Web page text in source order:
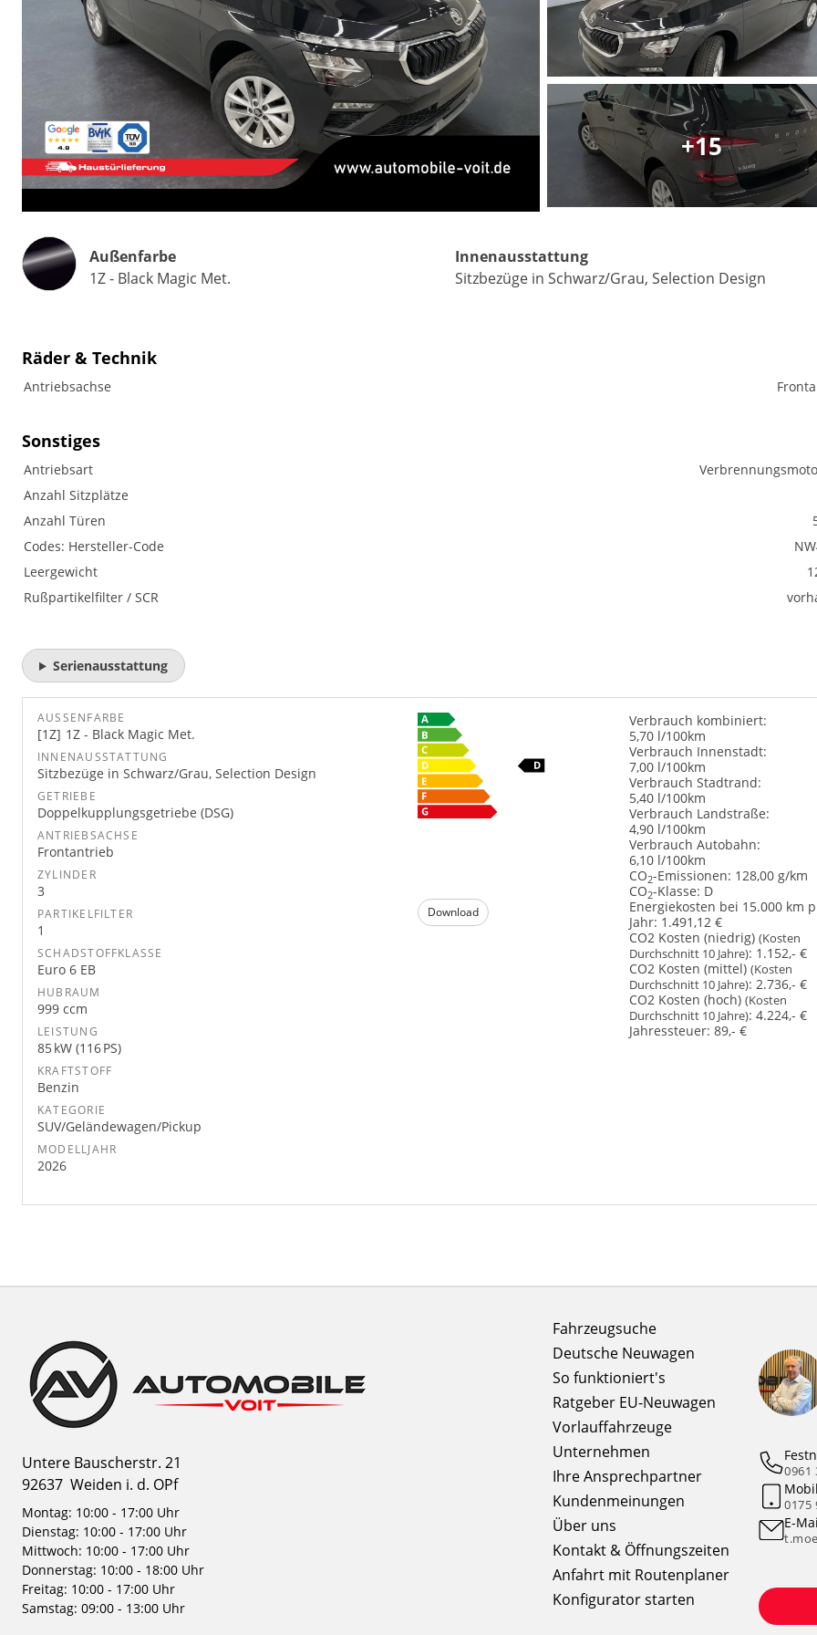
Matthias Voit
Geschäftsführung / Inhaber
Festnetz
+15
Außenfarbe
1Z - Black Magic Met.
Innenausstattung
Sitzbezüge in Schwarz/Grau, Selection Design
Räder & Technik
Antriebsachse
Sonstiges
Antriebsart
Anzahl Sitzplätze
Anzahl Türen
Codes: Hersteller-Code
Leergewicht
Rußpartikelfilter / SCR
Serienausstattung
AUSSENFARBE
1Z 1Z - Black Magic Met.
INNENAUSSTATTUNG
Sitzbezüge in Schwarz/Grau, Selection Design
GETRIEBE
Doppelkupplungsgetriebe (DSG)
ANTRIEBSACHSE
Frontantrieb
ZYLINDER
3
PARTIKELFILTER
1
SCHADSTOFFKLASSE
Euro 6 EB
HUBRAUM
999 ccm
LEISTUNG
85 kW (116 PS)
KRAFTSTOFF
Benzin
KATEGORIE
SUV/Geländewagen/Pickup
MODELLJAHR
2026
Verbrauch kombiniert:
5,70 l/100km
Verbrauch Innenstadt:
7,00 l/100km
Verbrauch Stadtrand:
5,40 l/100km
Verbrauch Landstraße:
4,90 l/100km
Verbrauch Autobahn:
6,10 l/100km
CO2-Emissionen: 128,00 g/km
CO2-Klasse: D
Download
Energiekosten bei 15.000 km
Jahr: 1.491,12 €
CO2 Kosten (niedrig) (Kosten
Durchschnitt 10 Jahre): 1.152,- €
CO2 Kosten (mittel) (Kosten
Durchschnitt 10 Jahre): 2.736,- €
CO2 Kosten (hoch) (Kosten
Durchschnitt 10 Jahre): 4.224,- €
Jahressteuer: 89,- €
Untere Bauscherstr. 21
92637 Weiden i. d. OPf
Montag: 10:00 - 17:00 Uhr
Dienstag: 10:00 - 17:00 Uhr
Mittwoch: 10:00 - 17:00 Uhr
Donnerstag: 10:00 - 18:00 Uhr
Freitag: 10:00 - 17:00 Uhr
Samstag: 09:00 - 13:00 Uhr
Fahrzeugsuche
Deutsche Neuwagen
So funktioniert's
Ratgeber EU-Neuwagen
Vorlauffahrzeuge
Unternehmen
Ihre Ansprechpartner
Kundenmeinungen
Über uns
Kontakt & Öffnungszeiten
Anfahrt mit Routenplaner
Konfigurator starten
0961
0175
E-